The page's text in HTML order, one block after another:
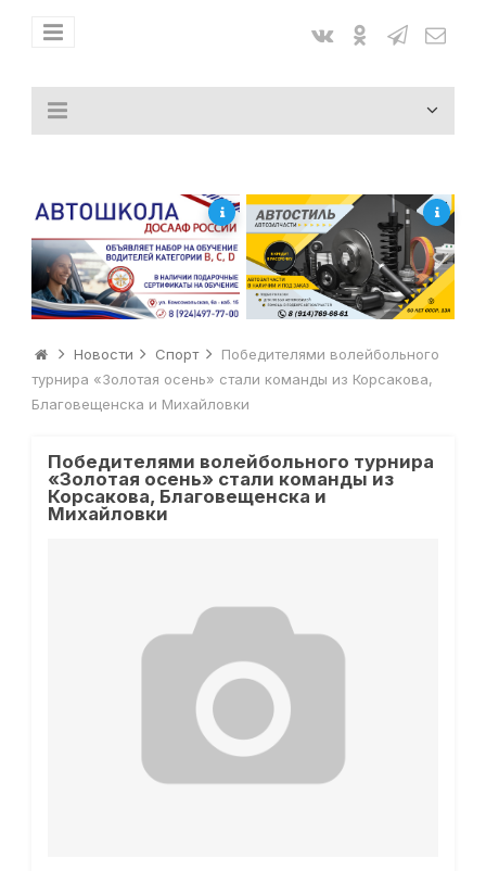
Новости Спорт
Победителями волейбольного
турнира «Золотая осень» стали команды из Корсакова,
Благовещенска и Михайловки
Победителями волейбольного турнира
«Золотая осень» стали команды из
Корсакова, Благовещенска и
Михайловки